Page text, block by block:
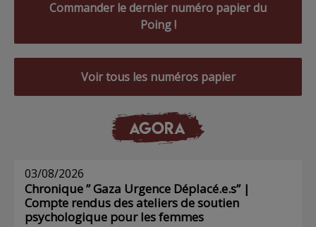
Commander le dernier numéro papier du
Poing !
Voir tous les numéros papier
AGORA
03/08/2026
Chronique ” Gaza Urgence Déplacé.e.s” |
Compte rendus des ateliers de soutien
psychologique pour les femmes